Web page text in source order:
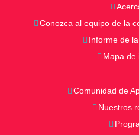
Conozca al equipo de la
Informe de
Mapa de
Comunidad de
Nuestros